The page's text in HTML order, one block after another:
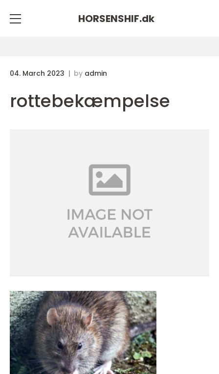
HORSENSHIF.dk
04. March 2023 by admin
rottebekæmpelse